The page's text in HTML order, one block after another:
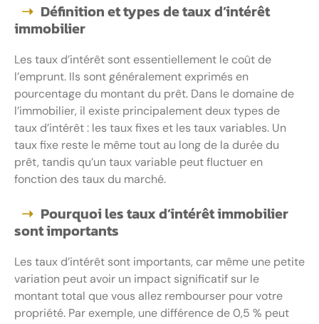
Définition et types de taux d’intérêt
immobilier
Les taux d’intérêt sont essentiellement le coût de
l’emprunt. Ils sont généralement exprimés en
pourcentage du montant du prêt. Dans le domaine de
l’immobilier, il existe principalement deux types de
taux d’intérêt : les taux fixes et les taux variables. Un
taux fixe reste le même tout au long de la durée du
prêt, tandis qu’un taux variable peut fluctuer en
fonction des taux du marché.
Pourquoi les taux d’intérêt immobilier
sont importants
Les taux d’intérêt sont importants, car même une petite
variation peut avoir un impact significatif sur le
montant total que vous allez rembourser pour votre
propriété. Par exemple, une différence de 0,5 % peut